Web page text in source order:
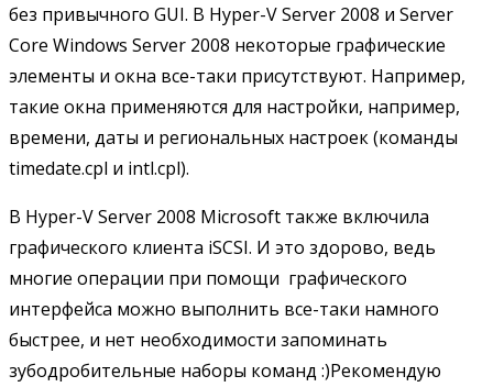
без привычного GUI. В Hyper-V Server 2008 и Server
Core Windows Server 2008 некоторые графические
элементы и окна все-таки присутствуют. Например,
такие окна применяются для настройки, например,
времени, даты и региональных настроек (команды
timedate.cpl и intl.cpl).
В Hyper-V Server 2008 Microsoft также включила
графического клиента iSCSI. И это здорово, ведь
многие операции при помощи графического
интерфейса можно выполнить все-таки намного
быстрее, и нет необходимости запоминать
зубодробительные наборы команд :)Рекомендую